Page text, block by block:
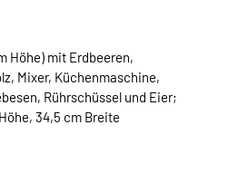
Höhe) mit Erdbeeren,
Mixer, Küchenmaschine,
Rührschüssel und Eier;
34,5 cm Breite